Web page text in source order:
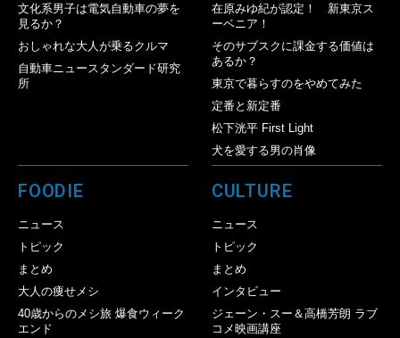
文化系男子は電気自動車の夢を
見るか？
おしゃれな大人が乗るクルマ
自動車ニュースタンダード研究
所
在原みゆ紀が認定！ 新東京ス
ーベニア！
そのサブスクに課金する価値は
あるか？
東京で暮らすのをやめてみた
定番と新定番
松下洸平 First Light
犬を愛する男の肖像
FOODIE
ニュース
トピック
まとめ
大人の痩せメシ
40歳からのメシ旅 爆食ウィーク
エンド
CULTURE
ニュース
トピック
まとめ
インタビュー
ジェーン・スー＆高橋芳朗 ラブ
コメ映画講座